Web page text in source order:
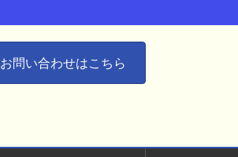
お問い合わせはこちら